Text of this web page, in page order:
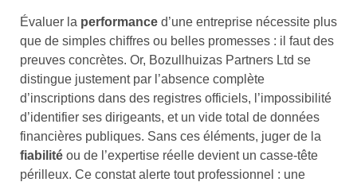
Évaluer la performance d’une entreprise nécessite plus
que de simples chiffres ou belles promesses : il faut des
preuves concrètes. Or, Bozullhuizas Partners Ltd se
distingue justement par l’absence complète
d’inscriptions dans des registres officiels, l’impossibilité
d’identifier ses dirigeants, et un vide total de données
financières publiques. Sans ces éléments, juger de la
fiabilité ou de l’expertise réelle devient un casse-tête
périlleux. Ce constat alerte tout professionnel : une